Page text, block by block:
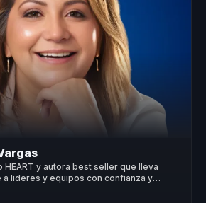
y autora best seller que lleva
a lideres y equipos con confianza y